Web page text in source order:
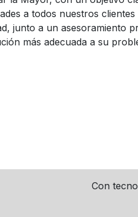
a todos nuestros
junto a un asesoramiento
más adecuada a su
Con